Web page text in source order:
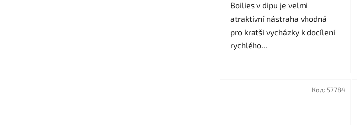
Boilies v dipu je velmi
atraktivní nástraha vhodná
pro kratší vycházky k docílení
rychlého...
Код: 57784